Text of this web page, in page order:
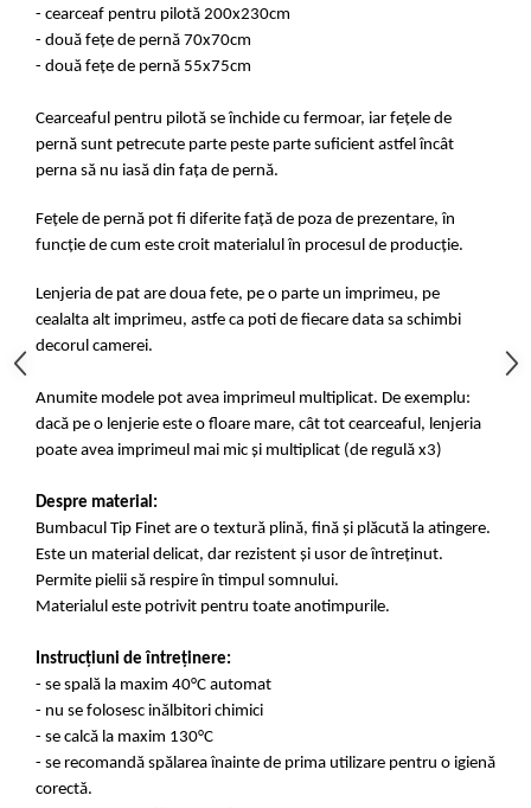
- cearceaf pentru pilotă 200x230cm
- două fețe de pernă 70x70cm
- două fețe de pernă 55x75cm
Cearceaful pentru pilotă se închide cu fermoar, iar fețele de
pernă sunt petrecute parte peste parte suficient astfel încât
perna să nu iasă din fața de pernă.
Fețele de pernă pot fi diferite față de poza de prezentare, în
funcție de cum este croit materialul în procesul de producție.
Lenjeria de pat are doua fete, pe o parte un imprimeu, pe
cealalta alt imprimeu, astfe ca poti de fiecare data sa schimbi
decorul camerei.
Anumite modele pot avea imprimeul multiplicat. De exemplu:
dacă pe o lenjerie este o floare mare, cât tot cearceaful, lenjeria
poate avea imprimeul mai mic și multiplicat (de regulă x3)
Despre material:
Bumbacul Tip Finet are o textură plină, fină și plăcută la atingere.
Este un material delicat, dar rezistent și usor de întreținut.
Permite pielii să respire în timpul somnului.
Materialul este potrivit pentru toate anotimpurile.
Instrucțiuni de întreținere:
- se spală la maxim 40°C automat
- nu se folosesc inălbitori chimici
- se calcă la maxim 130°C
- se recomandă spălarea înainte de prima utilizare pentru o igienă
corectă.